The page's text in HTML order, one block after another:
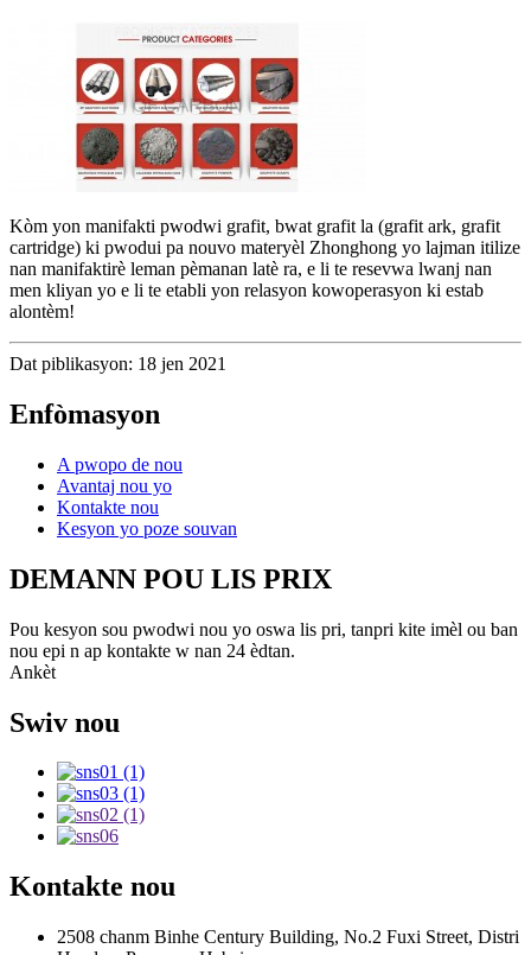
Kòm yon manifakti pwodwi grafit, bwat grafit la (grafit ark, grafit
cartridge) ki pwodui pa nouvo materyèl Zhonghong yo lajman itilize
nan manifaktirè leman pèmanan latè ra, e li te resevwa lwanj nan
men kliyan yo e li te etabli yon relasyon kowoperasyon ki estab
alontèm!
Dat piblikasyon: 18 jen 2021
Enfòmasyon
A pwopo de nou
Avantaj nou yo
Kontakte nou
Kesyon yo poze souvan
DEMANN POU LIS PRIX
Pou kesyon sou pwodwi nou yo oswa lis pri, tanpri kite imèl ou ban
nou epi n ap kontakte w nan 24 èdtan.
Ankèt
Swiv nou
Kontakte nou
2508 chanm Binhe Century Building, No.2 Fuxi Street, Distri